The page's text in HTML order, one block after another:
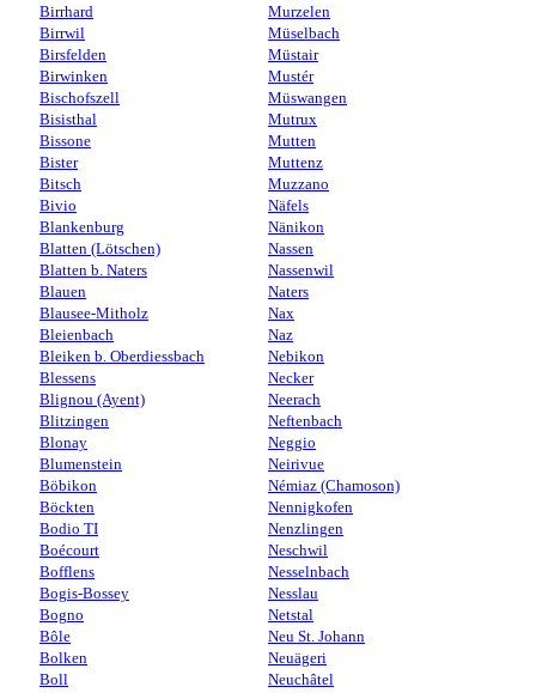
Birrhard
Birrwil
Birsfelden
Birwinken
Bischofszell
Bisisthal
Bissone
Bister
Bitsch
Bivio
Blankenburg
Blatten (Lötschen)
Blatten b. Naters
Blauen
Blausee-Mitholz
Bleienbach
Bleiken b. Oberdiessbach
Blessens
Blignou (Ayent)
Blitzingen
Blonay
Blumenstein
Böbikon
Böckten
Bodio TI
Boécourt
Bofflens
Bogis-Bossey
Bogno
Bôle
Bolken
Boll
Murzelen
Müselbach
Müstair
Mustér
Müswangen
Mutrux
Mutten
Muttenz
Muzzano
Näfels
Nänikon
Nassen
Nassenwil
Naters
Nax
Naz
Nebikon
Necker
Neerach
Neftenbach
Neggio
Neirivue
Némiaz (Chamoson)
Nennigkofen
Nenzlingen
Neschwil
Nesselnbach
Nesslau
Netstal
Neu St. Johann
Neuägeri
Neuchâtel